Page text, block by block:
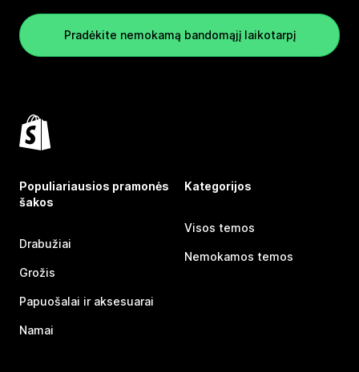
Pradėkite nemokamą bandomąjį laikotarpį
Populiariausios pramonės
šakos
Drabužiai
Grožis
Papuošalai ir aksesuarai
Namai
Kategorijos
Visos temos
Nemokamos temos